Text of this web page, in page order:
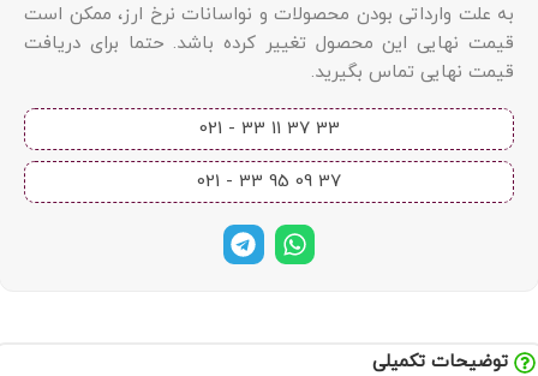
به علت وارداتی بودن محصولات و نواسانات نرخ ارز، ممکن است
قیمت نهایی این محصول تغییر کرده باشد. حتما برای دریافت
قیمت نهایی تماس بگیرید.
33 37 11 33 - 021​
37 09 95 33 - 021​
توضیحات تکمیلی